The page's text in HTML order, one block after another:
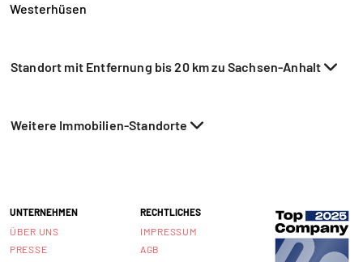
Westerhüsen
Standort mit Entfernung bis 20 km zu Sachsen-Anhalt
Weitere Immobilien-Standorte
UNTERNEHMEN
ÜBER UNS
PRESSE
RECHTLICHES
IMPRESSUM
AGB